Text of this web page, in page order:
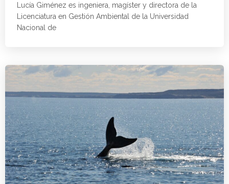
Lucía Giménez es ingeniera, magíster y directora de la
Licenciatura en Gestión Ambiental de la Universidad
Nacional de